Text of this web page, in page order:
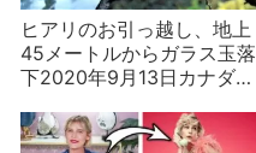
ヒアリのお引っ越し、地上
45メートルからガラス玉落
下2020年9月13日カナダ急